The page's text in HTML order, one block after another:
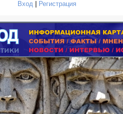
Вход| Регистрация